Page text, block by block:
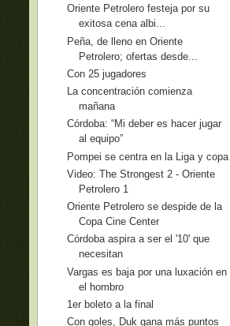
Oriente Petrolero festeja por su
exitosa cena albi...
Peña, de lleno en Oriente
Petrolero; ofertas desde...
Con 25 jugadores
La concentración comienza
mañana
Córdoba: “Mi deber es hacer jugar
al equipo”
Pompei se centra en la Liga y copa
Video: The Strongest 2 - Oriente
Petrolero 1
Oriente Petrolero se despide de la
Copa Cine Center
Córdoba aspira a ser el '10' que
necesitan
Vargas es baja por una luxación en
el hombro
1er boleto a la final
Con goles, Duk gana más puntos